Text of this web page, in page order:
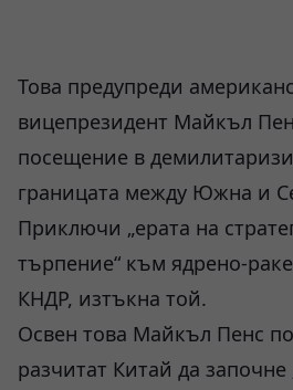
Това предупреди
вицепрезидент Майкъл
посещение в
границата между Южна и
Приключи „ерата на
търпение“ към ядрено-
КНДР, изтъкна той.
Освен това Майкъл Пенс
разчитат Китай да започне